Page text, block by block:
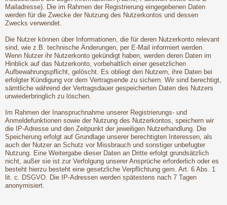
Mailadresse). Die im Rahmen der Registrierung eingegebenen Daten
werden für die Zwecke der Nutzung des Nutzerkontos und dessen
Zwecks verwendet.
Die Nutzer können über Informationen, die für deren Nutzerkonto relevant
sind, wie z.B. technische Änderungen, per E-Mail informiert werden.
Wenn Nutzer ihr Nutzerkonto gekündigt haben, werden deren Daten im
Hinblick auf das Nutzerkonto, vorbehaltlich einer gesetzlichen
Aufbewahrungspflicht, gelöscht. Es obliegt den Nutzern, ihre Daten bei
erfolgter Kündigung vor dem Vertragsende zu sichern. Wir sind berechtigt,
sämtliche während der Vertragsdauer gespeicherten Daten des Nutzers
unwiederbringlich zu löschen.
Im Rahmen der Inanspruchnahme unserer Registrierungs- und
Anmeldefunktionen sowie der Nutzung des Nutzerkontos, speichern wir
die IP-Adresse und den Zeitpunkt der jeweiligen Nutzerhandlung. Die
Speicherung erfolgt auf Grundlage unserer berechtigten Interessen, als
auch der Nutzer an Schutz vor Missbrauch und sonstiger unbefugter
Nutzung. Eine Weitergabe dieser Daten an Dritte erfolgt grundsätzlich
nicht, außer sie ist zur Verfolgung unserer Ansprüche erforderlich oder es
besteht hierzu besteht eine gesetzliche Verpflichtung gem. Art. 6 Abs. 1
lit. c. DSGVO. Die IP-Adressen werden spätestens nach 7 Tagen
anonymisiert.